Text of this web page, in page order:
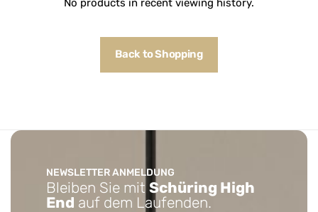
Back to Shopping
NEWSLETTER ANMELDUNG
Bleiben Sie mit Schüring High
End auf dem Laufenden.